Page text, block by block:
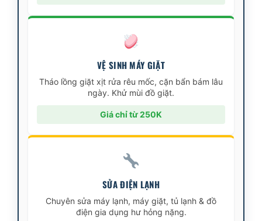
VỆ SINH MÁY GIẶT
Tháo lồng giặt xịt rửa rêu mốc, cặn bẩn bám lâu
ngày. Khử mùi đồ giặt.
Giá chỉ từ 250K
SỬA ĐIỆN LẠNH
Chuyên sửa máy lạnh, máy giặt, tủ lạnh & đồ
điện gia dụng hư hỏng nặng.